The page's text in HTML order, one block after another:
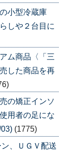
小型冷蔵庫
しや２台目に
ム商品〈「三
した商品を再
の矯正インソ
用者の足にな
(1775)
、ＵＧＶ配送